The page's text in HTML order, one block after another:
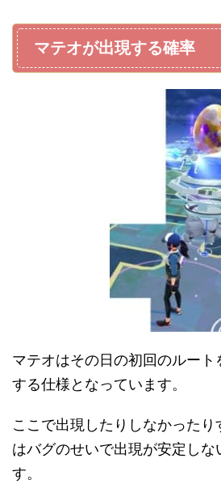
マテオが出現する確率
マテオはその日の初回のルー
する仕様となっています。
ここで出現したりしなかった
はバグのせいで出現が安定しな
す。